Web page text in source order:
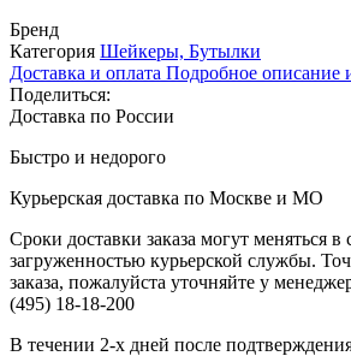
Бренд
Категория Шейкеры, Бутылки
Доставка и оплата Подробное описание
Поделиться:
Доставка по России
Быстро и недорого
Курьерская доставка по Москве и МО
Сроки доставки заказа могут меняться в
загруженностью курьерской службы.
заказа, пожалуйста уточняйте у
(495) 18-18-200
В течении 2-х дней после